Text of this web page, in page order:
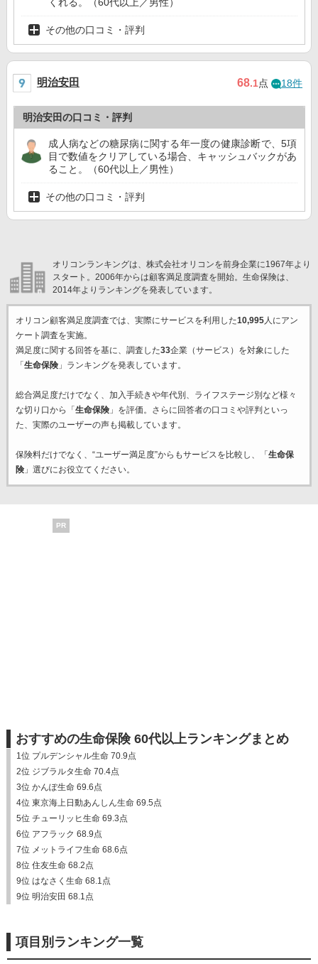
その他の口コミ・評判
明治安田 68.1点 18件
明治安田の口コミ・評判
成人病などの糖尿病に関する年一度の健康診断で、5項
目で数値をクリアしている場合、キャッシュバックがあ
ること。（60代以上／男性）
その他の口コミ・評判
オリコンランキングは、株式会社オリコンを前身企業に1967年より
スタート。2006年からは顧客満足度調査を開始。生命保険は、
2014年よりランキングを発表しています。
オリコン顧客満足度調査では、実際にサービスを利用した10,995人にアン
ケート調査を実施。
満足度に関する回答を基に、調査した33企業（サービス）を対象にした
「生命保険」ランキングを発表しています。
総合満足度だけでなく、加入手続きや年代別、ライフステージ別など様々
な切り口から「生命保険」を評価。さらに回答者の口コミや評判といっ
た、実際のユーザーの声も掲載しています。
保険料だけでなく、“ユーザー満足度”からもサービスを比較し、「生命保
険」選びにお役立てください。
PR
おすすめの生命保険 60代以上ランキングまとめ
1位 プルデンシャル生命 70.9点
2位 ジブラルタ生命 70.4点
3位 かんぽ生命 69.6点
4位 東京海上日動あんしん生命 69.5点
5位 チューリッヒ生命 69.3点
6位 アフラック 68.9点
7位 メットライフ生命 68.6点
8位 住友生命 68.2点
9位 はなさく生命 68.1点
9位 明治安田 68.1点
項目別ランキング一覧